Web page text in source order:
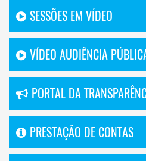
SESSÕES EM VÍDEO
VÍDEO AUDIÊNCIA
PORTAL DA
PRESTAÇÃO DE CONTAS